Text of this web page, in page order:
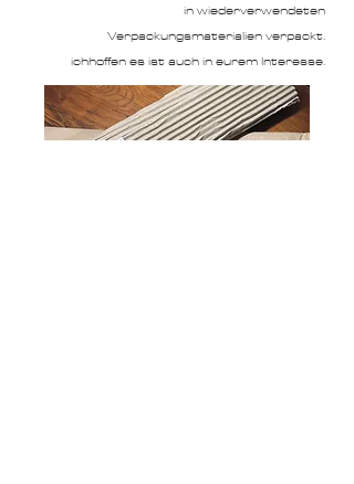
in wiederverwendeten
Verpackungsmaterialien verpackt.
ichhoffen es ist auch in eurem Interesse.